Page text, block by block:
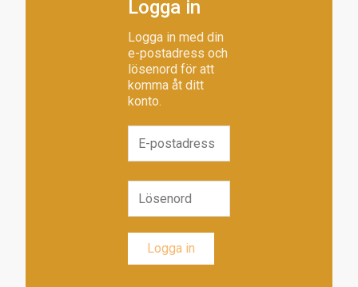
Logga in
Logga in med din
e-postadress och
lösenord för att
komma åt ditt
konto.